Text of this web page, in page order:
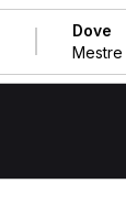
Dove